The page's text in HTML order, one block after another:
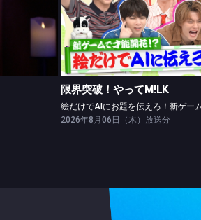
限界突破！やってM!LK
限界突破！やってM!LK
2026年8月06日（木）放送分